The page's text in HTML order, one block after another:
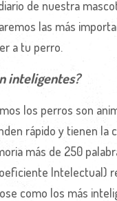
de nuestra
las más
a tu perro.
inteligentes?
los perros son
rápido y tienen la
más de 250
Intelectual)
como los más